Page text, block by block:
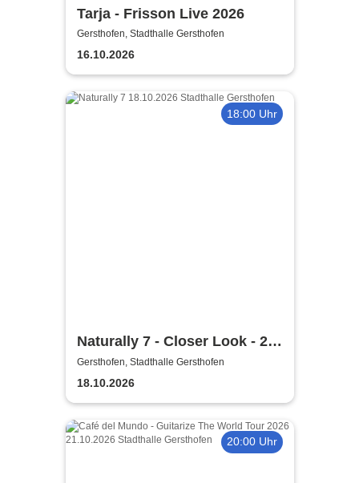
Tarja - Frisson Live 2026
Gersthofen, Stadthalle Gersthofen
16.10.2026
18:00 Uhr
Naturally 7 - Closer Look - 25
Years of Naturally 7
Gersthofen, Stadthalle Gersthofen
18.10.2026
20:00 Uhr